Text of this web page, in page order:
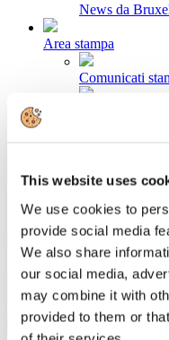
This website uses
We use cookies to
provide social media
We also share
our social media,
may combine it with
provided to them or
News da
Area stampa
Comunicati
Articoli e
Contatti
Tel. +39 320 57 80 986
Email
Come aderire
Login